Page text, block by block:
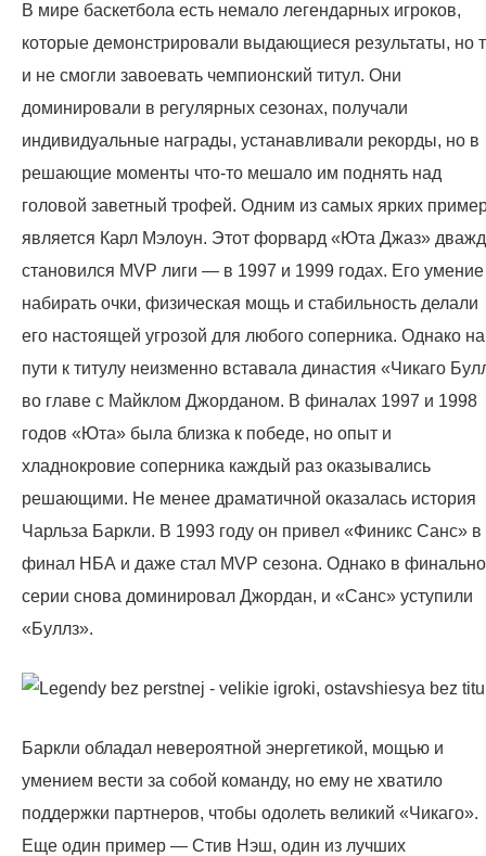
В мире баскетбола есть немало легендарных игроков,
которые демонстрировали выдающиеся результаты, но
и не смогли завоевать чемпионский титул. Они
доминировали в регулярных сезонах, получали
индивидуальные награды, устанавливали рекорды, но в
решающие моменты что-то мешало им поднять над
головой заветный трофей. Одним из самых ярких
является Карл Мэлоун. Этот форвард «Юта Джаз»
становился MVP лиги — в 1997 и 1999 годах. Его умение
набирать очки, физическая мощь и стабильность делали
его настоящей угрозой для любого соперника. Однако на
пути к титулу неизменно вставала династия «Чикаго
во главе с Майклом Джорданом. В финалах 1997 и 1998
годов «Юта» была близка к победе, но опыт и
хладнокровие соперника каждый раз оказывались
решающими. Не менее драматичной оказалась история
Чарльза Баркли. В 1993 году он привел «Финикс Санс» в
финал НБА и даже стал MVP сезона. Однако в
серии снова доминировал Джордан, и «Санс» уступили
«Буллз».
Баркли обладал невероятной энергетикой, мощью и
умением вести за собой команду, но ему не хватило
поддержки партнеров, чтобы одолеть великий «Чикаго».
Еще один пример — Стив Нэш, один из лучших